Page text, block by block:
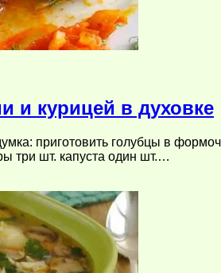
и курицей в духовке
приготовить голубцы в
три шт. капуста один шт.…